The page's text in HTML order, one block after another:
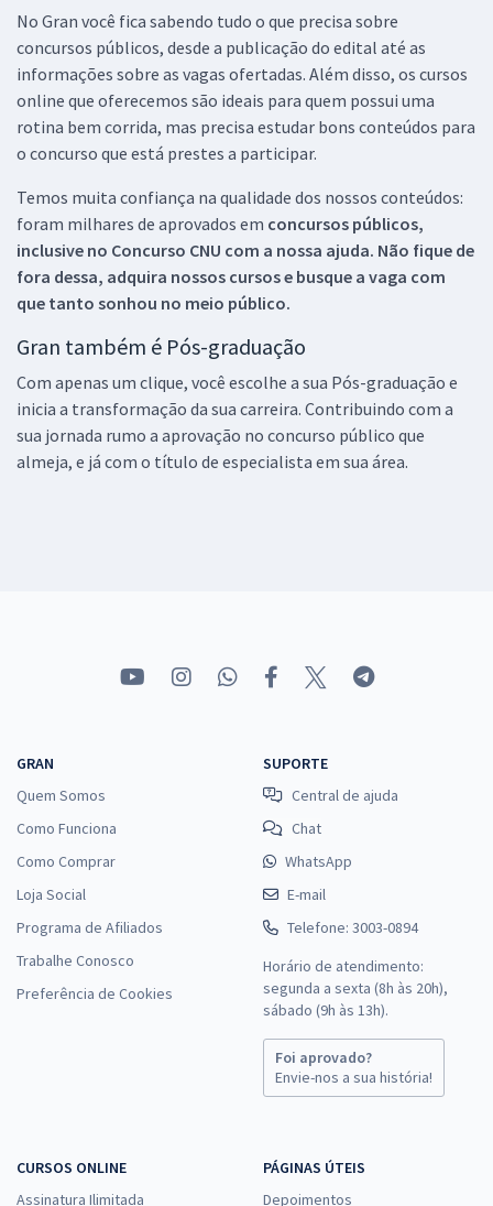
No Gran você fica sabendo tudo o que precisa sobre
concursos públicos, desde a publicação do edital até as
informações sobre as vagas ofertadas. Além disso, os cursos
online que oferecemos são ideais para quem possui uma
rotina bem corrida, mas precisa estudar bons conteúdos para
o concurso que está prestes a participar.
Temos muita confiança na qualidade dos nossos conteúdos:
foram milhares de aprovados em concursos públicos,
inclusive no Concurso CNU com a nossa ajuda. Não fique de
fora dessa, adquira nossos cursos e busque a vaga com
que tanto sonhou no meio público.
Gran também é Pós-graduação
Com apenas um clique, você escolhe a sua Pós-graduação e
inicia a transformação da sua carreira. Contribuindo com a
sua jornada rumo a aprovação no concurso público que
almeja, e já com o título de especialista em sua área.
GRAN
Quem Somos
Como Funciona
Como Comprar
Loja Social
Programa de Afiliados
Trabalhe Conosco
Preferência de Cookies
SUPORTE
Central de ajuda
Chat
WhatsApp
E-mail
Telefone: 3003-0894
Horário de atendimento:
segunda a sexta (8h às 20h),
sábado (9h às 13h).
Foi aprovado?
Envie-nos a sua história!
CURSOS ONLINE
Assinatura Ilimitada
PÁGINAS ÚTEIS
Depoimentos